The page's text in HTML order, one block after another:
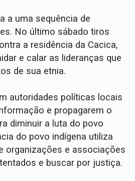
a uma sequência de
No último sábado tiros
a residência da Cacica,
e calar as lideranças que
de sua etnia.
autoridades políticas locais
e propagarem o
diminuir a luta do povo
do povo indígena utiliza
organizações e associações
e buscar por justiça.